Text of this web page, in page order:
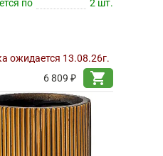
по
2 шт.
ожидается 13.08.26г.
6 809 ₽
shopping_cart